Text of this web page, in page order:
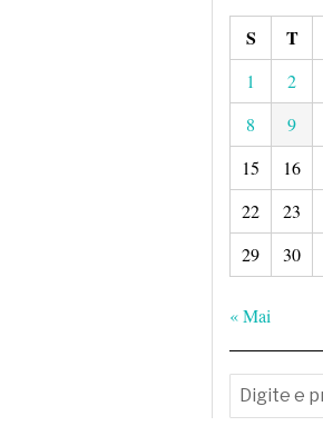
S T
1 2
8
9
15
16
22
23
29
30
« Mai